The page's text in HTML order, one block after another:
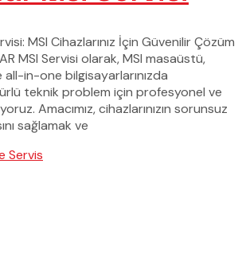
MSI Cihazlarınız İçin Güvenilir Çözüm
MSI Servisi olarak, MSI masaüstü,
in-one bilgisayarlarınızda
türlü teknik problem için profesyonel ve
Amacımız, cihazlarınızın sorunsuz
sağlamak ve
Servis